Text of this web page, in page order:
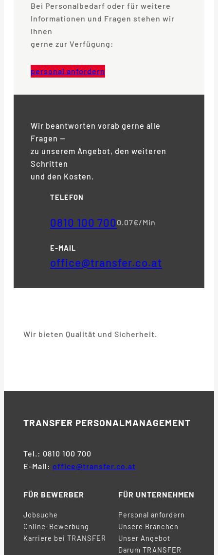
Bei Personalbedarf oder für weitere
Informationen und Fragen stehen wir
Ihnen
gerne zur Verfügung:
personal anfordern
Wir beantworten vorab gerne alle
Fragen —
zu unserem Angebot, den weiteren
Schritten
und den Kosten.
TELEFON
0810 100 7000.07€/Min
E-MAIL
office@transfer.co.at
Wir bieten Qualität und Sicherheit.
TRANSFER PERSONALMANAGEMENT
Tel.: 0810 100 700
E-Mail: office@transfer.co.at
FÜR BEWERBER
Jobsuche
Online-Bewerbung
Karriere bei TRANSFER
FÜR UNTERNEHMEN
Personal anfordern
Unsere Branchen
Unser Angebot
Darum TRANSFER